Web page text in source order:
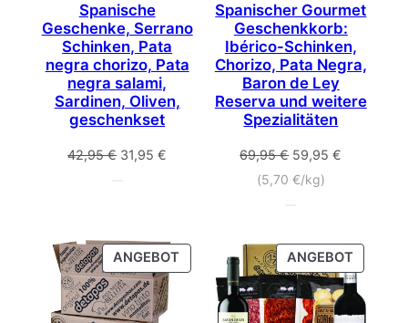
Spanische
Geschenke, Serrano
Schinken, Pata
negra chorizo, Pata
negra salami,
Sardinen, Oliven,
geschenkset
42,95€ Ursprünglicher
31,95€
Spanischer Gourmet
Geschenkkorb:
Ibérico-Schinken,
Chorizo, Pata Negra,
Baron de Ley
Reserva und weitere
Spezialitäten
69,95€ Ursprünglicher
Preis
59,95€
(5,70 €/kg)
ANGEBOT PRODUKT
IM
ANGEBOT
ANGEBOT
IM